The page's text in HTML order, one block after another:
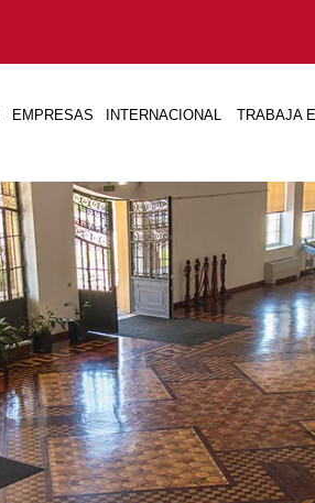
EMPRESAS INTERNACIONAL TRABAJA